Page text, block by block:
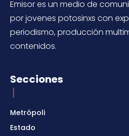
Emisor es un medio de
por jovenes potosinxs con
periodismo, producción
contenidos.
Secciones
Metrópoli
Estado